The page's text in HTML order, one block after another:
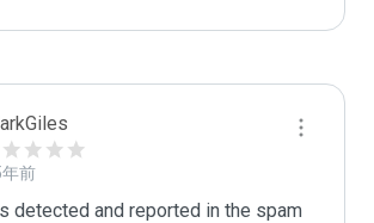
前
detected and reported in the spam